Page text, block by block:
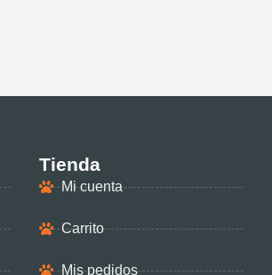
Tienda
Mi cuenta
Carrito
Mis pedidos